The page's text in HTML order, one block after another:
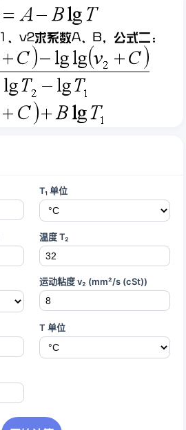
T₁ 单位
温度 T₂
运动粘度 v₂ (mm²/s (cSt))
T 单位